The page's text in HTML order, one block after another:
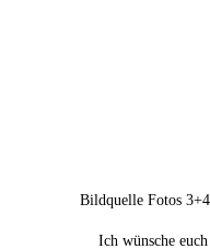
Bildquelle Fotos
Ich wünsche